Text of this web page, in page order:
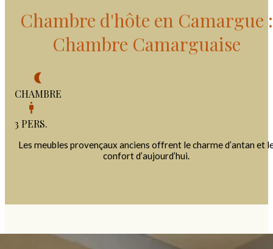
Chambre d'hôte en Camargue :
Chambre Camarguaise
CHAMBRE
3 PERS.
Les meubles provençaux anciens offrent le charme d’antan et
confort d’aujourd’hui.